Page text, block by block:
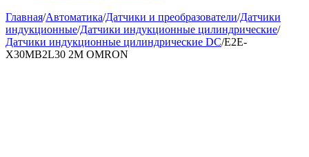
Главная/Автоматика/Датчики и преобразователи/Датчики
индукционные/Датчики индукционные цилиндрические/
Датчики индукционные цилиндрические DC/E2E-
X30MB2L30 2M OMRON